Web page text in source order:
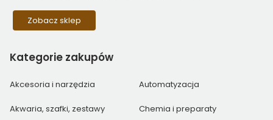
Zobacz sklep
Kategorie zakupów
Akcesoria i narzędzia Automatyzacja
Akwaria, szafki, zestawy Chemia i preparaty